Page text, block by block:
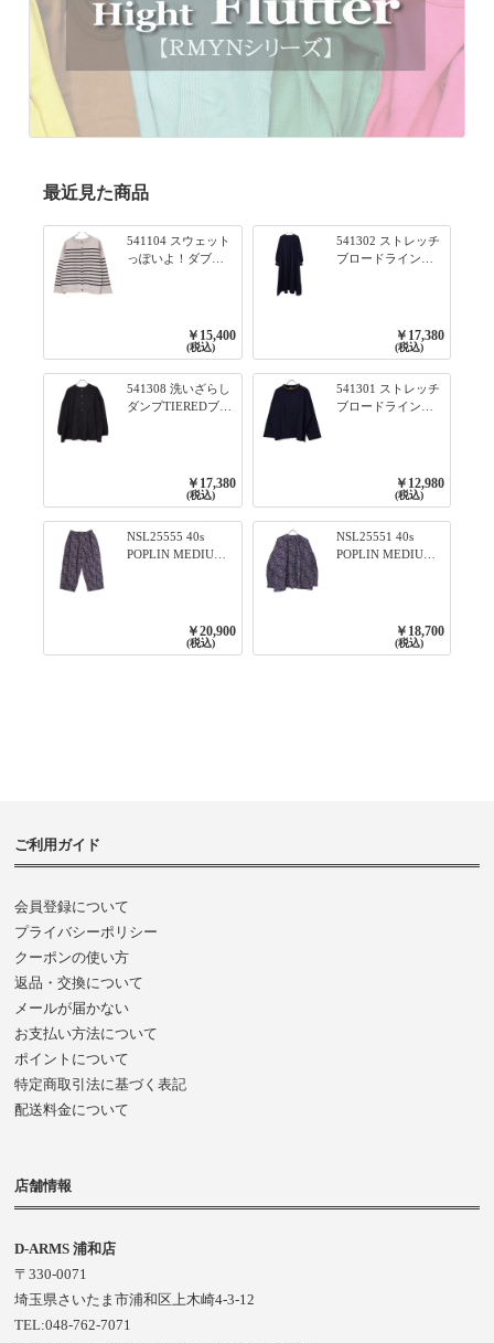
最近見た商品
541104 スウェット
っぽいよ！ダブル
プルオーバー 101オ
フベージュ×ネイビ
ー／レッド
￥15,400
(税込)
541302 ストレッチ
ブロードライン入
ワンピース 79ネイ
￥17,380
(税込)
541308 洗いざらし
ダンプTIEREDブシ
￥17,380
(税込)
541301 ストレッチ
ブロードライン入
リブプルオーバー
79ネイビー
￥12,980
(税込)
NSL25555 40s
POPLIN MEDIUM
￥20,900
(税込)
NSL25551 40s
POPLIN MEDIUM
3800NAVY BASE
￥18,700
(税込)
ご利用ガイド
会員登録について
プライバシーポリシー
クーポンの使い方
返品・交換について
メールが届かない
お支払い方法について
ポイントについて
特定商取引法に基づく表記
配送料金について
店舗情報
D-ARMS 浦和店
〒330-0071
埼玉県さいたま市浦和区上木崎4-3-12
TEL:048-762-7071